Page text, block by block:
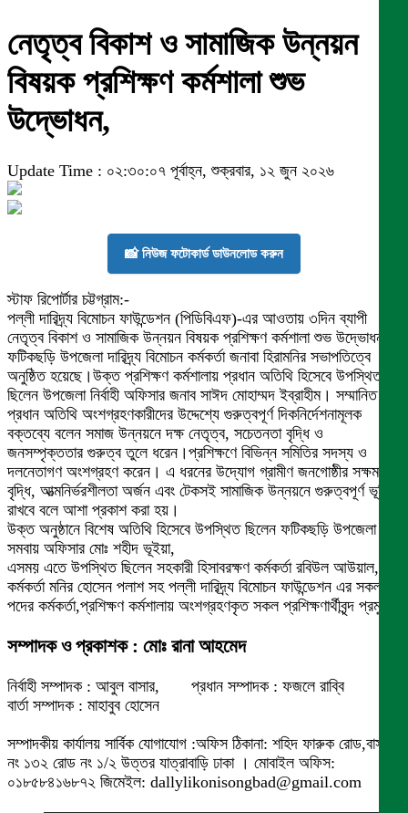
নেতৃত্ব বিকাশ ও সামাজিক উন্নয়ন
বিষয়ক প্রশিক্ষণ কর্মশালা শুভ
উদ্ভোধন,
Update Time : ০২:৩০:০৭ পূর্বাহ্ন, শুক্রবার, ১২ জুন ২০২৬
📸 নিউজ ফটোকার্ড ডাউনলোড করুন
স্টাফ রিপোর্টার চট্টগ্রাম:-
পল্লী দারিদ্র্য বিমোচন ফাউন্ডেশন (পিডিবিএফ)-এর আওতায় ৩দিন ব্যাপী
নেতৃত্ব বিকাশ ও সামাজিক উন্নয়ন বিষয়ক প্রশিক্ষণ কর্মশালা শুভ উদ্ভোধন
ফটিকছড়ি উপজেলা দারিদ্র্য বিমোচন কর্মকর্তা জনাবা হিরামনির সভাপতিত্বে
অনুষ্ঠিত হয়েছে।উক্ত প্রশিক্ষণ কর্মশালায় প্রধান অতিথি হিসেবে উপস্থিত
ছিলেন উপজেলা নির্বাহী অফিসার জনাব সাঈদ মোহাম্মদ ইব্রাহীম। সম্মানিত
প্রধান অতিথি অংশগ্রহণকারীদের উদ্দেশ্যে গুরুত্বপূর্ণ দিকনির্দেশনামূলক
বক্তব্যে বলেন সমাজ উন্নয়নে দক্ষ নেতৃত্ব, সচেতনতা বৃদ্ধি ও
জনসম্পৃক্ততার গুরুত্ব তুলে ধরেন।প্রশিক্ষণে বিভিন্ন সমিতির সদস্য ও
দলনেতাগণ অংশগ্রহণ করেন। এ ধরনের উদ্যোগ গ্রামীণ জনগোষ্ঠীর সক্ষমতা
বৃদ্ধি, আত্মনির্ভরশীলতা অর্জন এবং টেকসই সামাজিক উন্নয়নে গুরুত্বপূর্ণ ভূমিকা
রাখবে বলে আশা প্রকাশ করা হয়।
উক্ত অনুষ্ঠানে বিশেষ অতিথি হিসেবে উপস্থিত ছিলেন ফটিকছড়ি উপজেলা
সমবায় অফিসার মোঃ শহীদ ভূইয়া,
এসময় এতে উপস্থিত ছিলেন সহকারী হিসাবরক্ষণ কর্মকর্তা রবিউল আউয়াল, মাঠ
কর্মকর্তা মনির হোসেন পলাশ সহ পল্লী দারিদ্র্য বিমোচন ফাউন্ডেশন এর সকল
পদের কর্মকর্তা,প্রশিক্ষণ কর্মশালায় অংশগ্রহণকৃত সকল প্রশিক্ষণার্থীবৃন্দ প্রমুখ।
সম্পাদক ও প্রকাশক : মোঃ রানা আহমেদ
নির্বাহী সম্পাদক : আবুল বাসার, প্রধান সম্পাদক : ফজলে রাব্বি
বার্তা সম্পাদক : মাহাবুব হোসেন
সম্পাদকীয় কার্যালয় সার্বিক যোগাযোগ :অফিস ঠিকানা: শহিদ ফারুক রোড,বাসা
নং ১৩২ রোড নং ১/২ উত্তর যাত্রাবাড়ি ঢাকা । মোবাইল অফিস:
০১৮৫৮৪১৬৮৭২ জিমেইল: dallylikonisongbad@gmail.com